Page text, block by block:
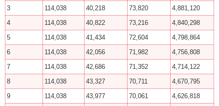
3
114,038 40,218 73,820
4,881,120
4
114,038 40,822 73,216
4,840,298
5
114,038 41,434 72,604
4,798,864
6
114,038 42,056 71,982
4,756,808
7
114,038 42,686 71,352
4,714,122
8
114,038 43,327 70,711
4,670,795
9
114,038 43,977 70,061
4,626,818